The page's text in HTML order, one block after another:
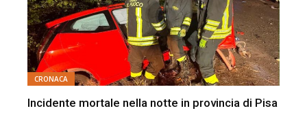
CRONACA
Incidente mortale nella notte in provincia di Pisa